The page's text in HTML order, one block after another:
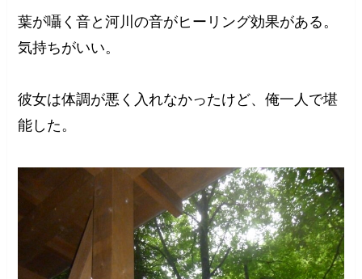
葉が囁く音と河川の音がヒーリング効果がある。
気持ちがいい。
彼女は体調が悪く入れなかったけど、俺一人で堪
能した。